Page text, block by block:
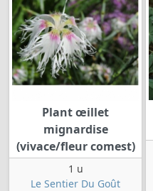
Plant œillet
mignardise
(vivace/fleur comest)
1 u
Le Sentier Du Goût